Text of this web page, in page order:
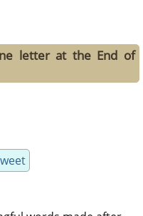
letter at the End of